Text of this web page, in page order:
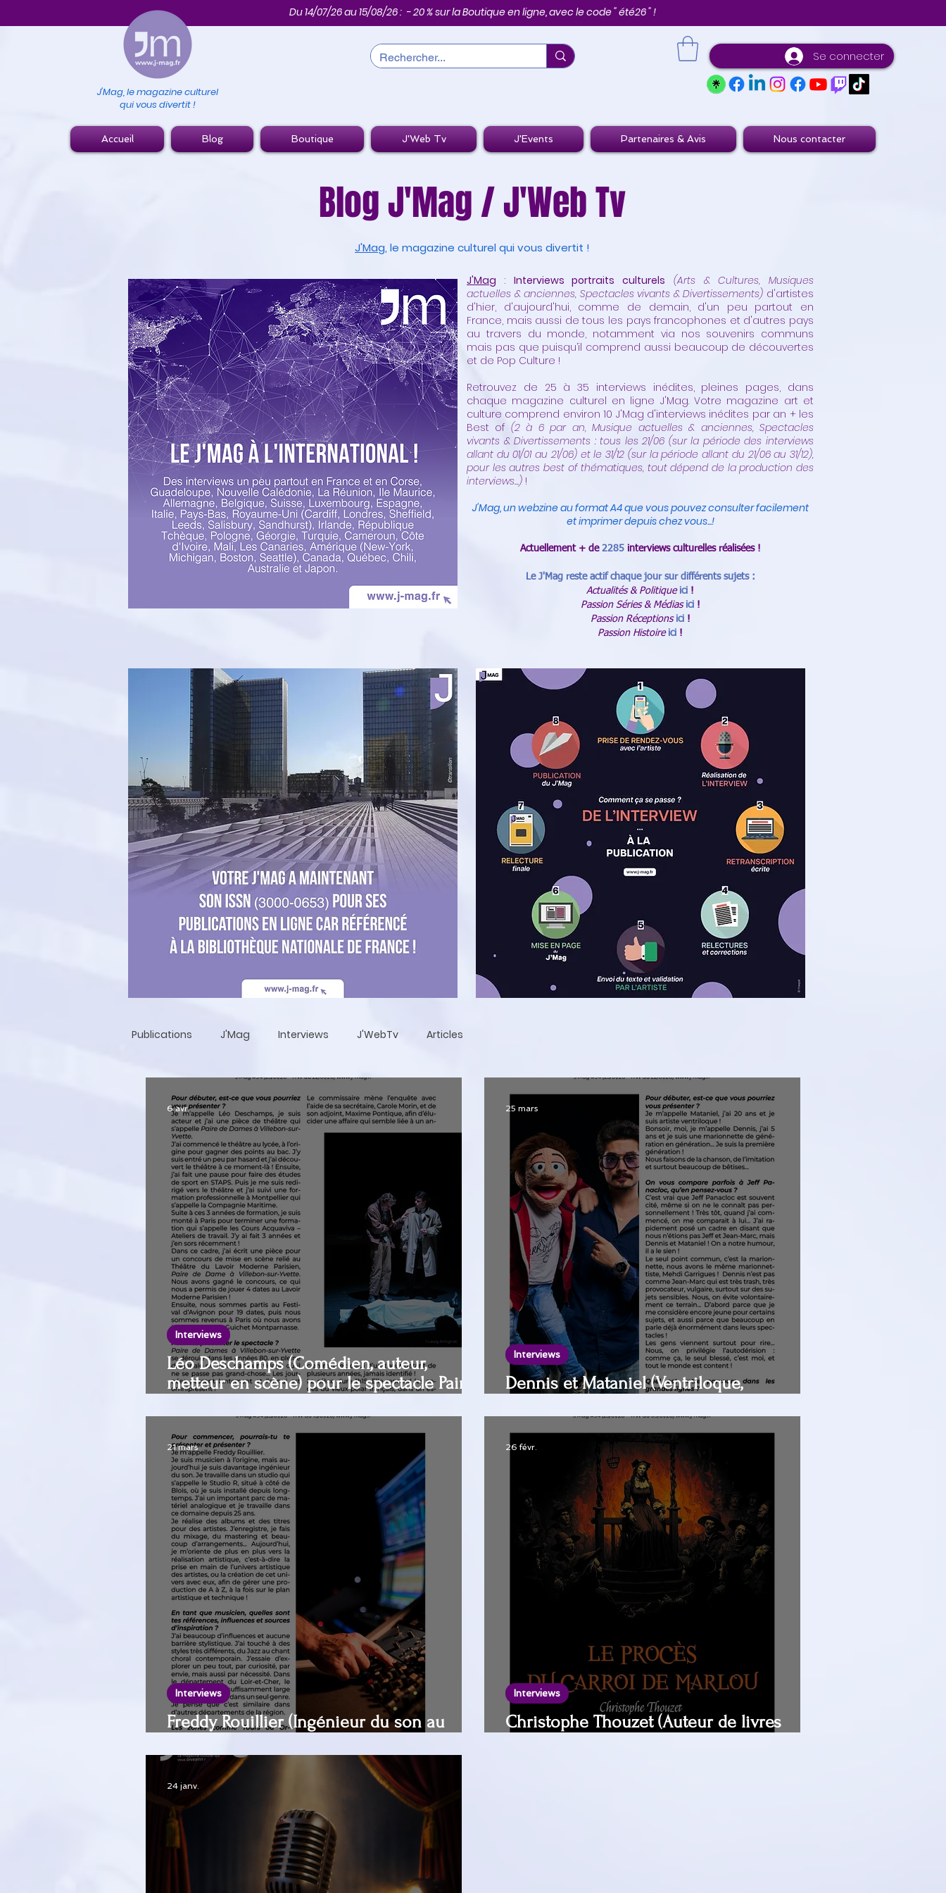
Du 14/07/26 au 15/08/26 : - 20 % sur la Boutique en ligne, avec le code " été26 " !
J'Mag, le magazine culturel
qui vous divertit !
Se connecter
Accueil Blog Boutique J'Web Tv J'Events Partenaires & Avis Nous contacter
BlogJ'Mag/J'Web Tv
J'Mag, le magazine culturel qui vous divertit !
J'Mag : Interviews portraits culturels
(Arts & Cultures, Musiques
actuelles & anciennes, Spectacles vivants & Divertissements) d'artistes
d'hier, d'aujourd'hui, comme de demain, d'un peu partout en
France, mais aussi de tous les pays francophones et d'autres pays
au travers du monde, notamment via nos souvenirs communs
mais pas que puisqu’il comprend aussi beaucoup de découvertes
et de Pop Culture !
Retrouvez de 25 à 35 interviews inédites, pleines pages, dans
chaque magazine culturel en ligne J'Mag. Votre magazine art et
culture comprend environ 10 J'Mag d'interviews inédites par an + les
Best of (2 à 6 par an, Musique actuelles & anciennes, Spectacles
vivants & Divertissements : tous les 21/06 (sur la période des interviews
allant du 01/01 au 21/06) et le 31/12 (sur la période allant du 21/06 au 31/12),
pour les autres best of thématiques, tout dépend de la production des
interviews...) !
J'Mag, un webzine au format A4 que vous pouvez consulter facilement
et imprimer depuis chez vous...!
Actuellement + de 2285 interviews culturelles réalisées !
Le J'Mag reste actif chaque jour sur différents sujets :
Actualités & Politique ici !
Passion Séries & Médias ici !
Passion Réceptions ici !
Passion Histoire ici !
Publications J'Mag Interviews J'WebTv Articles
Léo Deschamps (Comédien, auteur,
metteur en scène) pour le spectacle Paire
Guichet Montparnasse de Paris
Interviews
6 avr.
Dennis et Mataniel (Ventriloque,
Interviews
25 mars
Freddy Rouillier (Ingénieur du son au
Interviews
21 mars
Christophe Thouzet (Auteur de livres
Interviews
26 févr.
24 janv.